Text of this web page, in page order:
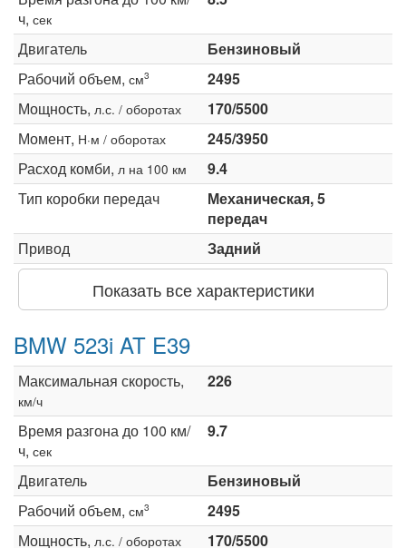
ч, сек
Двигатель
Бензиновый
Рабочий объем, см3
2495
Мощность, л.с. / оборотах
170/5500
Момент, Н·м / оборотах
245/3950
Расход комби, л на 100 км
9.4
Тип коробки передач
Механическая, 5
передач
Привод
Задний
Показать все характеристики
BMW 523i AT E39
Максимальная скорость,
км/ч
226
Время разгона до 100 км/
ч, сек
9.7
Двигатель
Бензиновый
Рабочий объем, см3
2495
Мощность, л.с. / оборотах 170/5500